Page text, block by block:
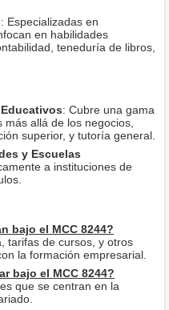
: Especializadas en
en habilidades
teneduría de libros,
: Cubre una gama
allá de los negocios,
superior, y tutoría general.
y Escuelas
a instituciones de
bajo el MCC 8244?
tarifas de cursos, y otros
la formación empresarial.
bajo el MCC 8244?
que se centran en la